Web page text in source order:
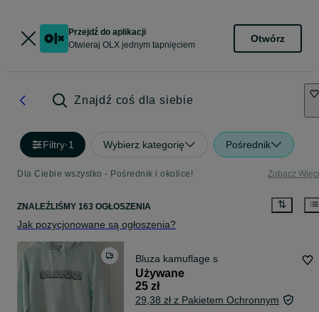
Przejdź do aplikacji
Otwieraj OLX jednym tapnięciem
Otwórz
Znajdź coś dla siebie
Filtry·1 Wybierz kategorię Pośrednik
Dla Ciebie wszystko - Pośrednik i okolice! Zobacz
ZNALEŹLIŚMY 163 OGŁOSZENIA
Jak pozycjonowane są ogłoszenia?
Bluza kamuflage s
Używane
25 zł
29,38 zł z Pakietem Ochronnym